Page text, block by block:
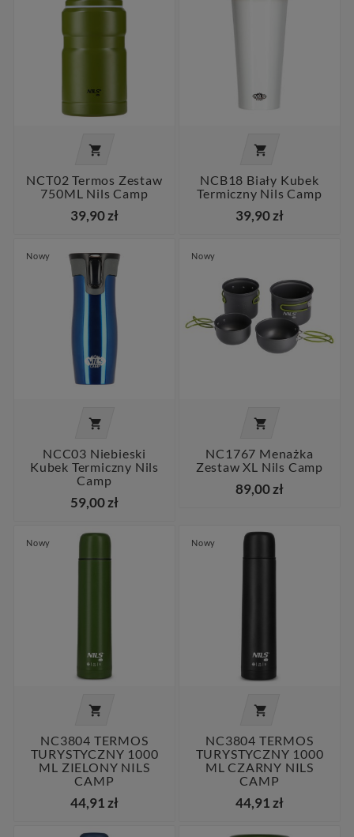

NCT02 Termos Zestaw
750ML Nils Camp
39,90 zł

NCB18 Biały Kubek
Termiczny Nils Camp
39,90 zł
Nowy

NCC03 Niebieski
Kubek Termiczny Nils
Camp
59,00 zł
Nowy

NC1767 Menażka
Zestaw XL Nils Camp
89,00 zł
Nowy

NC3804 TERMOS
TURYSTYCZNY 1000
ML ZIELONY NILS
CAMP
44,91 zł
Nowy

NC3804 TERMOS
TURYSTYCZNY 1000
ML CZARNY NILS
CAMP
44,91 zł